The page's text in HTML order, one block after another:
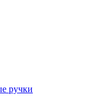
ручки